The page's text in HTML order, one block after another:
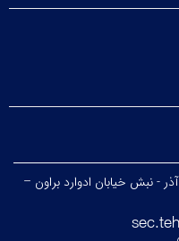
تهران - خیابان انقلاب - خیابان ۱۶ آذر - نبش خیابان ادوارد براون –